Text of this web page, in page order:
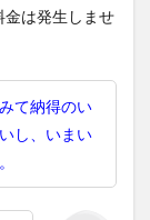
金は発生しませ
て納得のい
し、いまい